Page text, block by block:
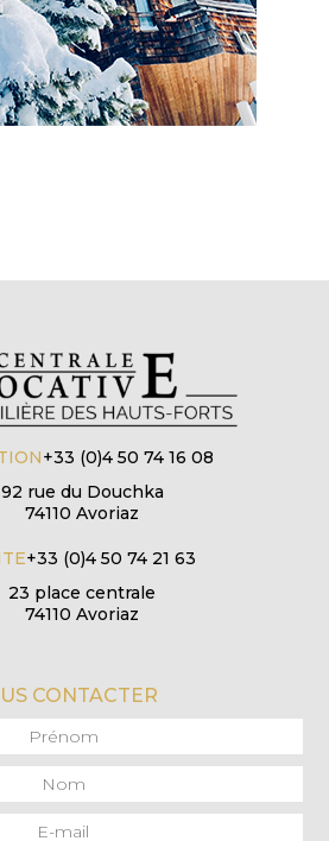
+33 (0)4 50 74 16 08
92 rue du Douchka
74110 Avoriaz
+33 (0)4 50 74 21 63
23 place centrale
74110 Avoriaz
CONTACTER